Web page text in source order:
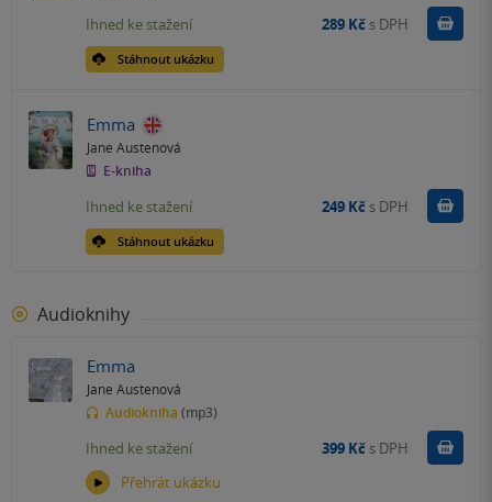
Stáhnout ukázku
Ihned ke stažení 289 Kč s DPH Koupit
Emma
Jane Austenová
E-kniha
Stáhnout ukázku
Ihned ke stažení 249 Kč s DPH Koupit
Audioknihy
Emma
Jane Austenová
Audiokniha (mp3)
Přehrát ukázku
Ihned ke stažení 399 Kč s DPH Koupit